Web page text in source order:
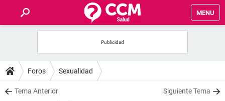
MENU
FOROS
SALUD
Foros Sexualidad
Tema Anterior Siguiente Tema